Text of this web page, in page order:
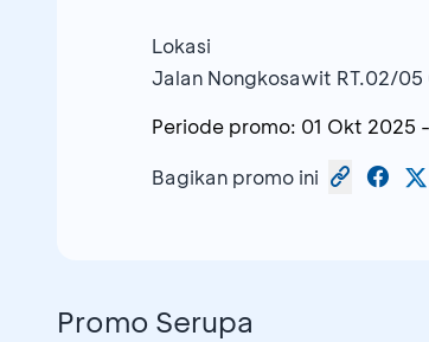
Lokasi
Jalan Nongkosawit RT.02/
Periode promo: 01 Okt 2025 -
Bagikan promo ini
Promo Serupa